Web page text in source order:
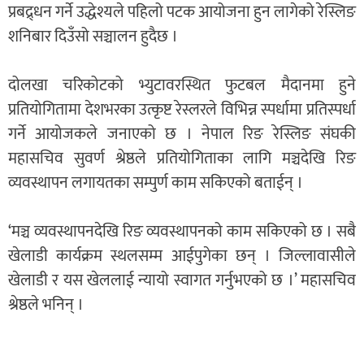
प्रबद्र्धन गर्ने उद्धेश्यले पहिलो पटक आयोजना हुन लागेको रेस्लिङ
शनिबार दिउँसो सञ्चालन हुदैछ ।
दोलखा चरिकोटको भ्युटावरस्थित फुटबल मैदानमा हुने
प्रतियोगितामा देशभरका उत्कृष्ट रेस्लरले विभिन्न स्पर्धामा प्रतिस्पर्धा
गर्ने आयोजकले जनाएको छ । नेपाल रिङ रेस्लिङ संघकी
महासचिव सुवर्ण श्रेष्ठले प्रतियोगिताका लागि मञ्चदेखि रिङ
व्यवस्थापन लगायतका सम्पुर्ण काम सकिएको बताईन् ।
‘मञ्च व्यवस्थापनदेखि रिङ व्यवस्थापनको काम सकिएको छ । सबै
खेलाडी कार्यक्रम स्थलसम्म आईपुगेका छन् । जिल्लावासीले
खेलाडी र यस खेललाई न्यायो स्वागत गर्नुभएको छ ।’ महासचिव
श्रेष्ठले भनिन् ।